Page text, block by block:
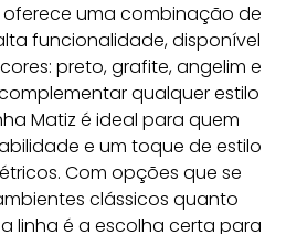
oferece uma combinação de
funcionalidade, disponível
preto, grafite, angelim e
qualquer estilo
Matiz é ideal para quem
e um toque de estilo
Com opções que se
clássicos quanto
linha é a escolha certa para